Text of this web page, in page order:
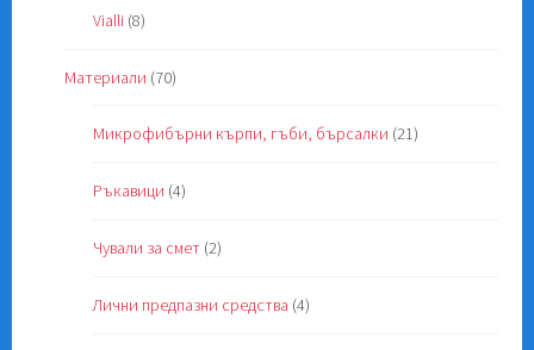
Vialli (8)
Материали (70)
Микрофибърни кърпи, гъби, бърсалки (21)
Ръкавици (4)
Чували за смет (2)
Лични предпазни средства (4)